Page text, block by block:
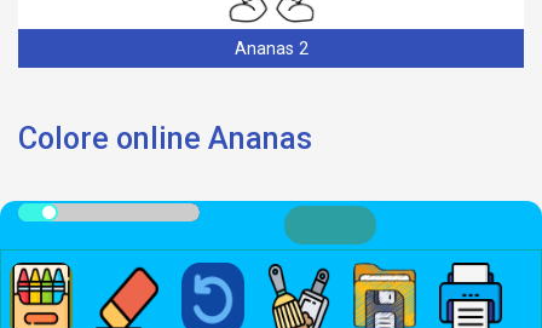
Ananas 2
Colore online Ananas